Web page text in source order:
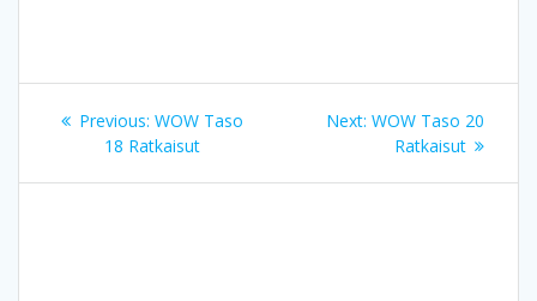
Artikkelien
selaus
Previous: Previous
post:
WOW Taso
18 Ratkaisut
Next: Next
post:
WOW Taso 20
Ratkaisut